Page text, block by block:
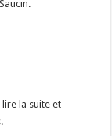
la suite et